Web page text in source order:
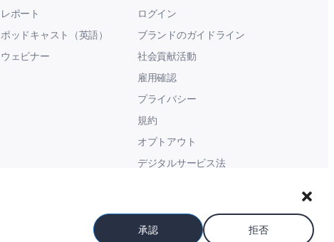
承認 拒否
レポート
ポッドキャスト（英語）
ウェビナー
ログイン
ブランドのガイドライン
社会貢献活動
雇用確認
プライバシー
規約
オプトアウト
デジタルサービス法